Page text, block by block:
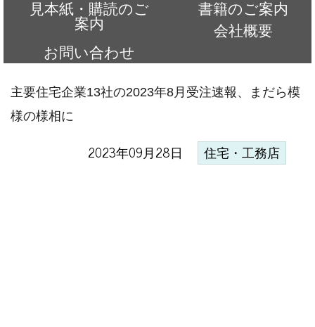
見本紙・購読のご
案内
書籍のご案内
会社概要
お問い合わせ
主要住宅企業13社の2023年8月受注速報、まだら模
様の様相に
2023年09月28日 住宅・工務店